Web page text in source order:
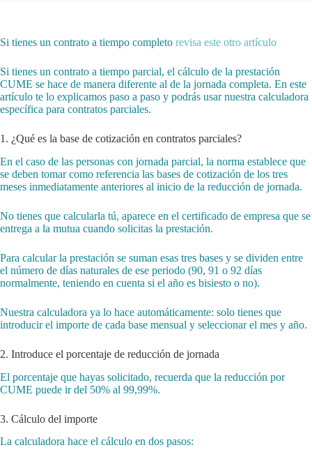
Si tienes un contrato a tiempo completo revisa este otro artículo
Si tienes un contrato a tiempo parcial, el cálculo de la prestación
CUME se hace de manera diferente al de la jornada completa. En este
artículo te lo explicamos paso a paso y podrás usar nuestra calculadora
específica para contratos parciales.
1. ¿Qué es la base de cotización en contratos parciales?
En el caso de las personas con jornada parcial, la norma establece que
se deben tomar como referencia las bases de cotización de los tres
meses inmediatamente anteriores al inicio de la reducción de jornada.
No tienes que calcularla tú, aparece en el certificado de empresa que se
entrega a la mutua cuando solicitas la prestación.
Para calcular la prestación se suman esas tres bases y se dividen entre
el número de días naturales de ese periodo (90, 91 o 92 días
normalmente, teniendo en cuenta si el año es bisiesto o no).
Nuestra calculadora ya lo hace automáticamente: solo tienes que
introducir el importe de cada base mensual y seleccionar el mes y año.
2. Introduce el porcentaje de reducción de jornada
El porcentaje que hayas solicitado, recuerda que la reducción por
CUME puede ir del 50% al 99,99%.
3. Cálculo del importe
La calculadora hace el cálculo en dos pasos: